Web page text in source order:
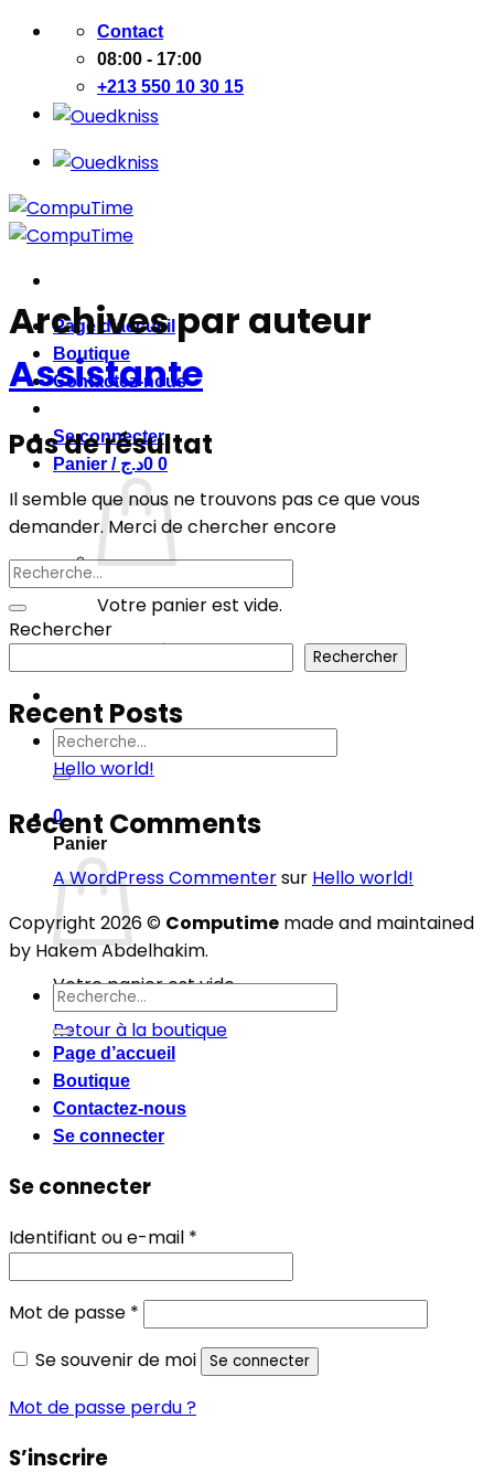
Passer
contenu
Contact
08:00 - 17:00
+213 550 10 30 15
Page d’accueil
Boutique
Contactez-nous
Se connecter
Panier /
0د.ج 0
Votre panier est vide.
Retour à la boutique
Recherche
pour :
0
Panier
Votre panier est vide.
Retour à la boutique
Archives par auteur
Assistante
Pas de résultat
Il semble que nous ne trouvons pas ce que vous
demander. Merci de chercher encore
Rechercher
Rechercher
Recent Posts
Hello world!
Recent Comments
A WordPress Commentersur Hello world!
Copyright 2026 © Computime made and maintained
by Hakem Abdelhakim.
Recherche
pour :
Page d’accueil
Boutique
Contactez-nous
Se connecter
Se connecter
Identifiant ou e-mail *
Mot de passe *
Se souvenir de moi
Se connecter
Mot de passe perdu ?
S’inscrire